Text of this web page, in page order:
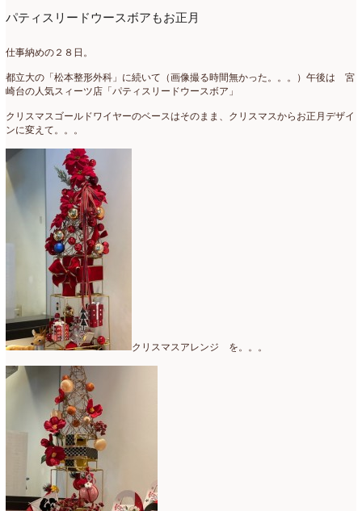
パティスリードウースボアもお正月
仕事納めの２８日。
都立大の「松本整形外科」に続いて（画像撮る時間無かった。。。）午後は 宮
崎台の人気スィーツ店「パティスリードウースボア」
クリスマスゴールドワイヤーのベースはそのまま、クリスマスからお正月デザイ
ンに変えて。。。
クリスマスアレンジ を。。。